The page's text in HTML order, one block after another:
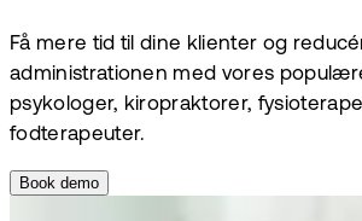
Få mere tid til dine klienter og
administrationen med vores
psykologer, kiropraktorer,
fodterapeuter.
Book demo